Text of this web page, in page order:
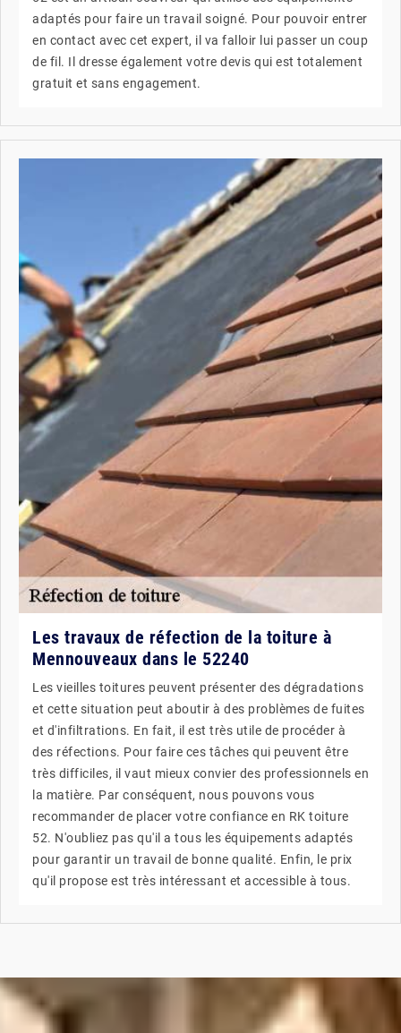
adaptés pour faire un travail soigné. Pour pouvoir entrer
en contact avec cet expert, il va falloir lui passer un coup
de fil. Il dresse également votre devis qui est totalement
gratuit et sans engagement.
Les travaux de réfection de la toiture à
Mennouveaux dans le 52240
Les vieilles toitures peuvent présenter des dégradations
et cette situation peut aboutir à des problèmes de fuites
et d'infiltrations. En fait, il est très utile de procéder à
des réfections. Pour faire ces tâches qui peuvent être
très difficiles, il vaut mieux convier des professionnels en
la matière. Par conséquent, nous pouvons vous
recommander de placer votre confiance en RK toiture
52. N'oubliez pas qu'il a tous les équipements adaptés
pour garantir un travail de bonne qualité. Enfin, le prix
qu'il propose est très intéressant et accessible à tous.